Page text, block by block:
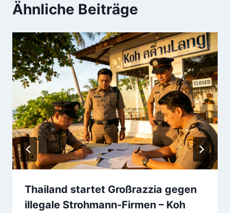
Ähnliche Beiträge
Thailand startet Großrazzia gegen
illegale Strohmann-Firmen – Koh